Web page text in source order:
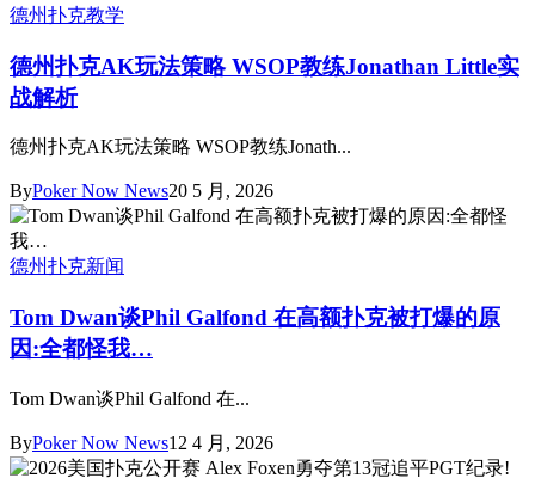
德州扑克教学
德州扑克AK玩法策略 WSOP教练Jonathan Little实
战解析
德州扑克AK玩法策略 WSOP教练Jonath...
ByPoker Now News20 5 月, 2026
德州扑克新闻
Tom Dwan谈Phil Galfond 在高额扑克被打爆的原
因:全都怪我…
Tom Dwan谈Phil Galfond 在...
ByPoker Now News12 4 月, 2026